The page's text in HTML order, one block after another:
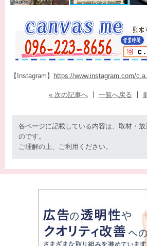
【Instagram】 https://www.instagram.com/
« 次の記事へ 一覧へ戻る
各ページに記載している内容は、取材・
のです。
ご理解の上、ご利用ください。